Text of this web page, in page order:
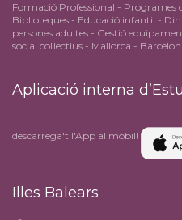
Formació Professional - Programes
Biblioteques - Educació infantil -
persones adultes - Gestió
social col·lectius - Mallorca -
Aplicació interna
descarrega't l'App al mòbil!
Illes Balears